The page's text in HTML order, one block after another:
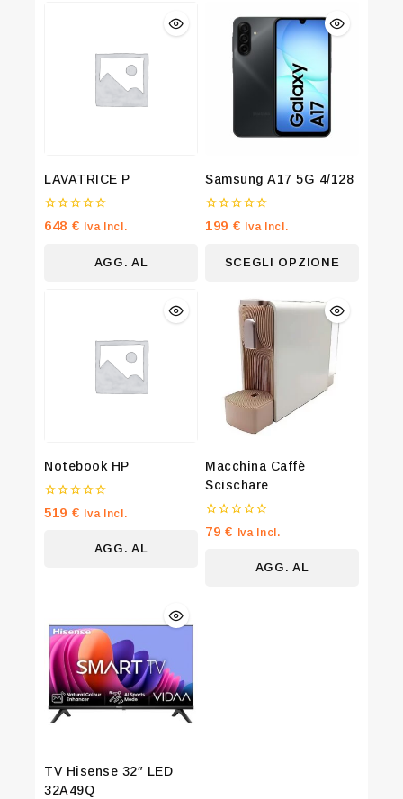
LAVATRICE P
0
su
648 € Iva Incl.
AGG. AL
Samsung A17 5G 4/128
0
su
199 € Iva Incl.
SCEGLI OPZIONE
Notebook HP
0
su
519 € Iva Incl.
AGG. AL
Macchina Caffè
Scischare
0
su
79€ Iva Incl.
AGG. AL
TV Hisense 32″ LED
32A49Q